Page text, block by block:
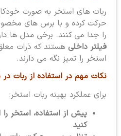
ربات های استخر به صورت
حرکت کرده و با برس های
را جدا می کنند. برخی مدل ها
فیلتر داخلیهستند که ذرات
استخر را تمیز نگه می دارند.
نکات مهم در استفاده از ربات
برای عملکرد بهینه ربات استخر:
پیش از استفاده، استخر
کنید